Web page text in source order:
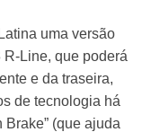
uma versão
Line, que poderá
e da traseira,
de tecnologia há
(que ajuda